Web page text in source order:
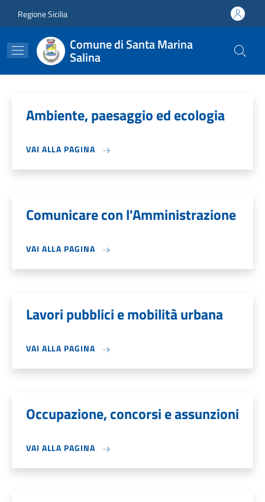
Regione Sicilia
Comune di Santa Marina
Salina
Ambiente, paesaggio ed ecologia
VAI ALLA PAGINA
Comunicare con l'Amministrazione
VAI ALLA PAGINA
Lavori pubblici e mobilità urbana
VAI ALLA PAGINA
Occupazione, concorsi e assunzioni
VAI ALLA PAGINA